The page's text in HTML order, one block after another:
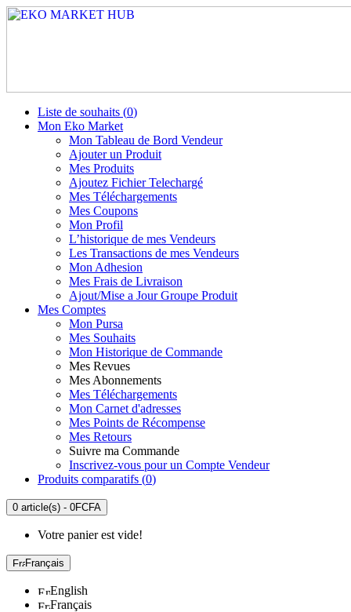
Liste de souhaits (0)
Mon Eko Market
Mon Tableau de Bord Vendeur
Ajouter un Produit
Mes Produits
Ajoutez Fichier Telechargé
Mes Téléchargements
Mes Coupons
Mon Profil
L’historique de mes Vendeurs
Les Transactions de mes Vendeurs
Mon Adhesion
Mes Frais de Livraison
Ajout/Mise a Jour Groupe Produit
Mes Comptes
Mon Pursa
Mes Souhaits
Mon Historique de Commande
Mes Revues
Mes Abonnements
Mes Téléchargements
Mon Carnet d'adresses
Mes Points de Récompense
Mes Retours
Suivre ma Commande
Inscrivez-vous pour un Compte Vendeur
Produits comparatifs (0)
0 article(s) - 0FCFA
Votre panier est vide!
Français
English
Français